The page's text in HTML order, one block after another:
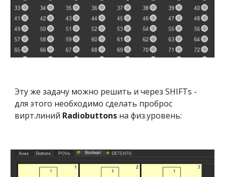
Эту же задачу можно решить и через SHIFTs -
для этого необходимо сделать проброс
вирт.линий Radiobuttons на физ.уровень: